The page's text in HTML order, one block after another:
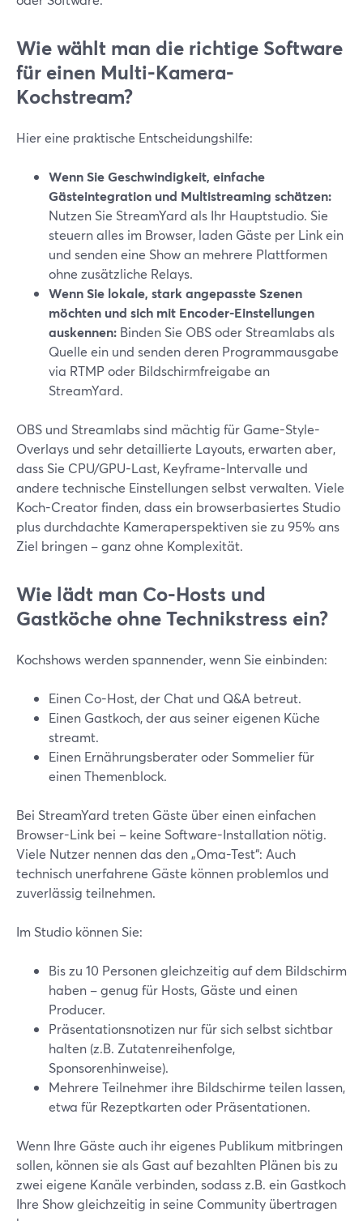
Wie wählt man die richtige Software
für einen Multi-Kamera-
Kochstream?
Hier eine praktische Entscheidungshilfe:
Wenn Sie Geschwindigkeit, einfache
Gästeintegration und Multistreaming schätzen:
Nutzen Sie StreamYard als Ihr Hauptstudio. Sie
steuern alles im Browser, laden Gäste per Link ein
und senden eine Show an mehrere Plattformen
ohne zusätzliche Relays.
Wenn Sie lokale, stark angepasste Szenen
möchten und sich mit Encoder-Einstellungen
auskennen: Binden Sie OBS oder Streamlabs als
Quelle ein und senden deren Programmausgabe
via RTMP oder Bildschirmfreigabe an
StreamYard.
OBS und Streamlabs sind mächtig für Game-Style-
Overlays und sehr detaillierte Layouts, erwarten aber,
dass Sie CPU/GPU-Last, Keyframe-Intervalle und
andere technische Einstellungen selbst verwalten. Viele
Koch-Creator finden, dass ein browserbasiertes Studio
plus durchdachte Kameraperspektiven sie zu 95% ans
Ziel bringen – ganz ohne Komplexität.
Wie lädt man Co-Hosts und
Gastköche ohne Technikstress ein?
Kochshows werden spannender, wenn Sie einbinden:
Einen Co-Host, der Chat und Q&A betreut.
Einen Gastkoch, der aus seiner eigenen Küche
streamt.
Einen Ernährungsberater oder Sommelier für
einen Themenblock.
Bei StreamYard treten Gäste über einen einfachen
Browser-Link bei – keine Software-Installation nötig.
Viele Nutzer nennen das den „Oma-Test“: Auch
technisch unerfahrene Gäste können problemlos und
zuverlässig teilnehmen.
Im Studio können Sie:
Bis zu 10 Personen gleichzeitig auf dem Bildschirm
haben – genug für Hosts, Gäste und einen
Producer.
Präsentationsnotizen nur für sich selbst sichtbar
halten (z.B. Zutatenreihenfolge,
Sponsorenhinweise).
Mehrere Teilnehmer ihre Bildschirme teilen lassen,
etwa für Rezeptkarten oder Präsentationen.
Wenn Ihre Gäste auch ihr eigenes Publikum mitbringen
sollen, können sie als Gast auf bezahlten Plänen bis zu
zwei eigene Kanäle verbinden, sodass z.B. ein Gastkoch
Ihre Show gleichzeitig in seine Community übertragen